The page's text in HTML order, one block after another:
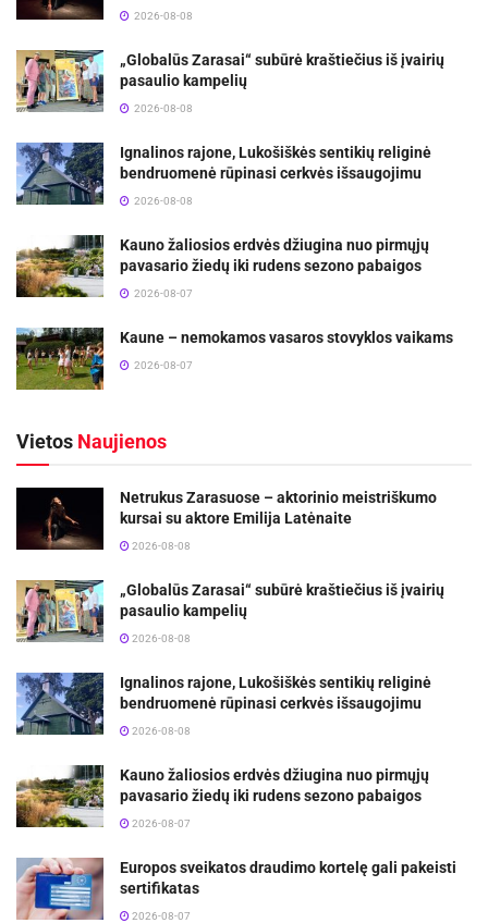
2026-08-08
„Globalūs Zarasai“ subūrė kraštiečius iš įvairių
pasaulio kampelių
2026-08-08
Ignalinos rajone, Lukošiškės sentikių religinė
bendruomenė rūpinasi cerkvės išsaugojimu
2026-08-08
Kauno žaliosios erdvės džiugina nuo pirmųjų
pavasario žiedų iki rudens sezono pabaigos
2026-08-07
Kaune – nemokamos vasaros stovyklos vaikams
2026-08-07
Vietos Naujienos
Netrukus Zarasuose – aktorinio meistriškumo
kursai su aktore Emilija Latėnaite
2026-08-08
„Globalūs Zarasai“ subūrė kraštiečius iš įvairių
pasaulio kampelių
2026-08-08
Ignalinos rajone, Lukošiškės sentikių religinė
bendruomenė rūpinasi cerkvės išsaugojimu
2026-08-08
Kauno žaliosios erdvės džiugina nuo pirmųjų
pavasario žiedų iki rudens sezono pabaigos
2026-08-07
Europos sveikatos draudimo kortelę gali pakeisti
sertifikatas
2026-08-07